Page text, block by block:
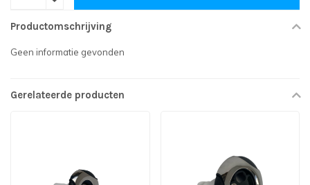
Productomschrijving
Geen informatie gevonden
Gerelateerde producten